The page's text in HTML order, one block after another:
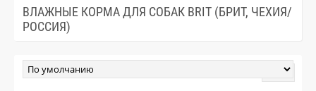
ВЛАЖНЫЕ КОРМА ДЛЯ СОБАК BRIT (БРИТ, ЧЕХИЯ/
РОССИЯ)